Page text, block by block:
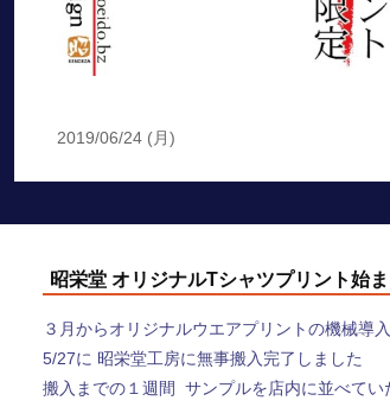
2019/06/24 (月)
昭栄堂 オリジナルTシャツプリント始
３月からオリジナルウエアプリントの機械導
5/27に 昭栄堂工房に無事搬入完了しました
搬入までの１週間 サンプルを店内に並べてい